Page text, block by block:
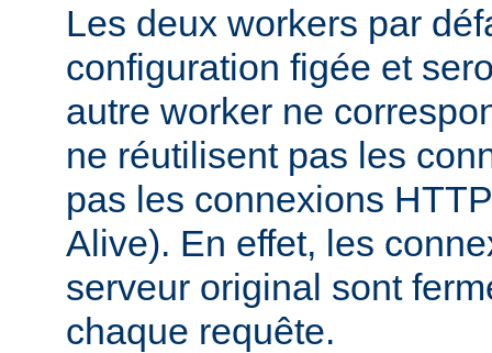
Les deux workers par
configuration figée et
autre worker ne
ne réutilisent pas les
pas les connexions
Alive). En effet, les
serveur original sont
chaque requête.